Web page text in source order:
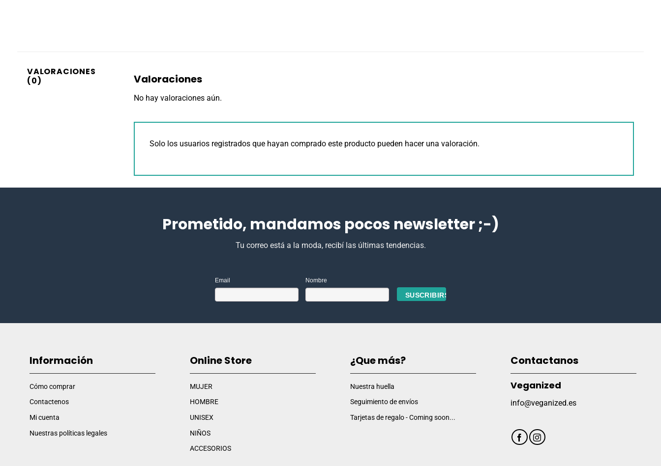
VALORACIONES
(0)
Valoraciones
No hay valoraciones aún.
Solo los usuarios registrados que hayan comprado este producto pueden hacer una valoración.
Prometido, mandamos pocos newsletter ;-)
Tu correo está a la moda, recibí las últimas tendencias.
Email Nombre
Información
Cómo comprar
Contactenos
Mi cuenta
Nuestras políticas legales
Online Store
MUJER
HOMBRE
UNISEX
NIÑOS
ACCESORIOS
¿Que más?
Nuestra huella
Seguimiento de envíos
Tarjetas de regalo - Coming soon...
Contactanos
Veganized
info@veganized.es